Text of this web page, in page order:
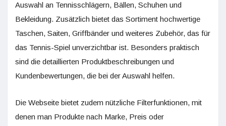
Auswahl an Tennisschlägern, Bällen, Schuhen und
Bekleidung. Zusätzlich bietet das Sortiment hochwertige
Taschen, Saiten, Griffbänder und weiteres Zubehör, das für
das Tennis-Spiel unverzichtbar ist. Besonders praktisch
sind die detaillierten Produktbeschreibungen und
Kundenbewertungen, die bei der Auswahl helfen.
Die Webseite bietet zudem nützliche Filterfunktionen, mit
denen man Produkte nach Marke, Preis oder